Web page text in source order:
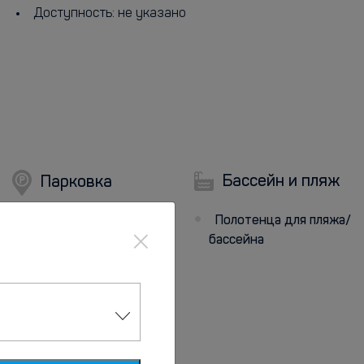
Доступность: не указано
Парковка Бассейн и пляж
Полотенца для пляжа/
бассейна
×